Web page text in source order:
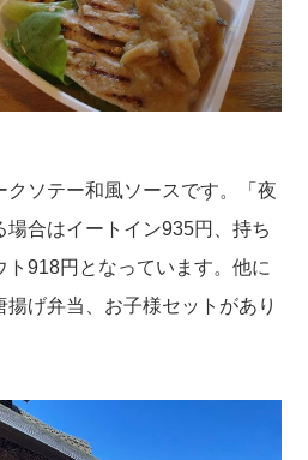
クソテー和風ソースです。「夜
場合はイートイン935円、持ち
ト918円となっています。他に
げ弁当、お子様セットがあり